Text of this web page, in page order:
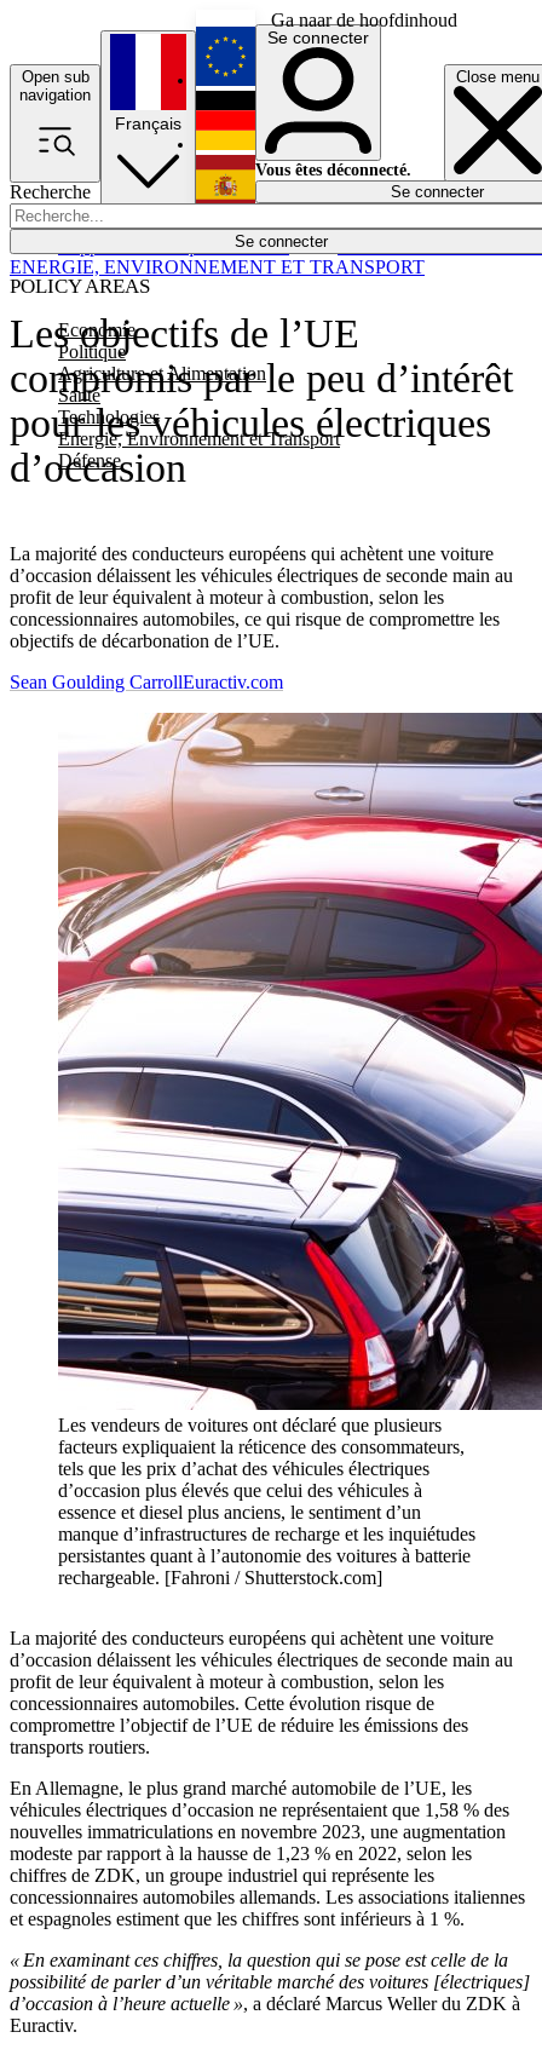
Ga naar de hoofdinhoud
Open sub
navigation
Close menu
Recherche
Se connecter
POLICY AREAS
Economie
Politique
Agriculture et Alimentation
Santé
Technologies
Energie, Environnement et Transport
Défense
Économie
Français
English
Deutsch
Español
Se connecter
Vous êtes déconnecté.
Se connecter
Les objectifs de l’UE
compromis par le peu d’intérêt
pour les véhicules électriques
d’occasion
La majorité des conducteurs européens qui achètent une voiture
d’occasion délaissent les véhicules électriques de seconde main au
profit de leur équivalent à moteur à combustion, selon les
concessionnaires automobiles, ce qui risque de compromettre les
objectifs de décarbonation de l’UE.
ENERGIE, ENVIRONNEMENT ET TRANSPORT
Sean Goulding CarrollEuractiv.com
Les vendeurs de voitures ont déclaré que plusieurs
facteurs expliquaient la réticence des consommateurs,
tels que les prix d’achat des véhicules électriques
d’occasion plus élevés que celui des véhicules à
essence et diesel plus anciens, le sentiment d’un
manque d’infrastructures de recharge et les inquiétudes
persistantes quant à l’autonomie des voitures à batterie
rechargeable. [Fahroni / Shutterstock.com]
La majorité des conducteurs européens qui achètent une voiture
d’occasion délaissent les véhicules électriques de seconde main au
profit de leur équivalent à moteur à combustion, selon les
concessionnaires automobiles. Cette évolution risque de
compromettre l’objectif de l’UE de réduire les émissions des
transports routiers.
En Allemagne, le plus grand marché automobile de l’UE, les
véhicules électriques d’occasion ne représentaient que 1,58 % des
nouvelles immatriculations en novembre 2023, une augmentation
modeste par rapport à la hausse de 1,23 % en 2022, selon les
chiffres de ZDK, un groupe industriel qui représente les
concessionnaires automobiles allemands. Les associations italiennes
et espagnoles estiment que les chiffres sont inférieurs à 1 %.
« En examinant ces chiffres, la question qui se pose est celle de la
possibilité de parler d’un véritable marché des voitures [électriques]
d’occasion à l’heure actuelle », a déclaré Marcus Weller du ZDK à
Euractiv.